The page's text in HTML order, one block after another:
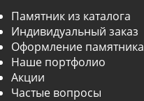
Памятник из каталога
Индивидуальный заказ
Оформление памятника
Наше портфолио
Акции
Частые вопросы